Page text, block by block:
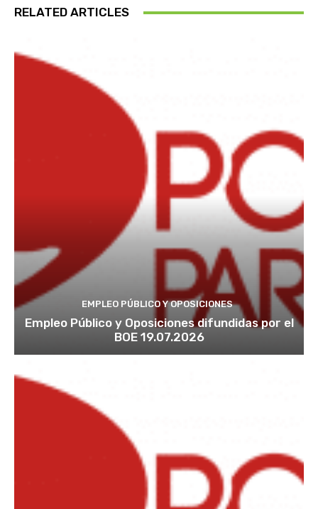
RELATED ARTICLES
EMPLEO PÚBLICO Y OPOSICIONES
Empleo Público y Oposiciones difundidas por el
BOE 19.07.2026